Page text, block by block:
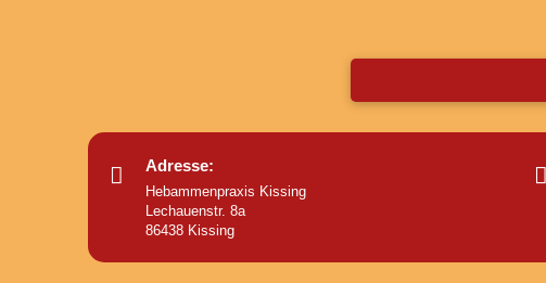
Adresse:
Hebammenpraxis Kissing
Lechauenstr. 8a
86438 Kissing